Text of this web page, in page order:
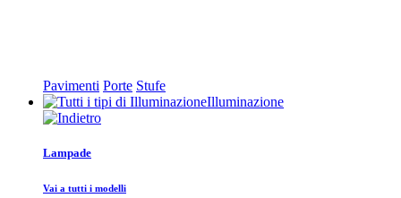
Pavimenti Porte Stufe
Illuminazione
Lampade
Vai a tutti i modelli